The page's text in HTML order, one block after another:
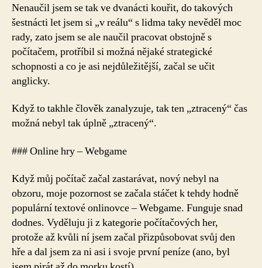
Nenaučil jsem se tak ve dvanácti kouřit, do takových
šestnácti let jsem si „v reálu“ s lidma taky nevěděl moc
rady, zato jsem se ale naučil pracovat obstojně s
počítačem, protříbil si možná nějaké strategické
schopnosti a co je asi nejdůležitější, začal se učit
anglicky.
Když to takhle člověk zanalyzuje, tak ten „ztracený“ čas
možná nebyl tak úplně „ztracený“.
### Online hry – Webgame
Když můj počítač začal zastarávat, nový nebyl na
obzoru, moje pozornost se začala stáčet k tehdy hodně
populární textové onlinovce – Webgame. Funguje snad
dodnes. Vyděluju ji z kategorie počítačových her,
protože až kvůli ní jsem začal přizpůsobovat svůj den
hře a dal jsem za ni asi i svoje první peníze (ano, byl